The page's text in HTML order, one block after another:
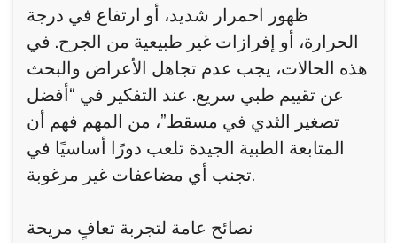
ظهور احمرار شديد، أو ارتفاع في درجة
الحرارة، أو إفرازات غير طبيعية من الجرح. في
هذه الحالات، يجب عدم تجاهل الأعراض والبحث
عن تقييم طبي سريع. عند التفكير في “أفضل
تصغير الثدي في مسقط”، من المهم فهم أن
المتابعة الطبية الجيدة تلعب دورًا أساسيًا في
تجنب أي مضاعفات غير مرغوبة.
نصائح عامة لتجربة تعافٍ مريحة